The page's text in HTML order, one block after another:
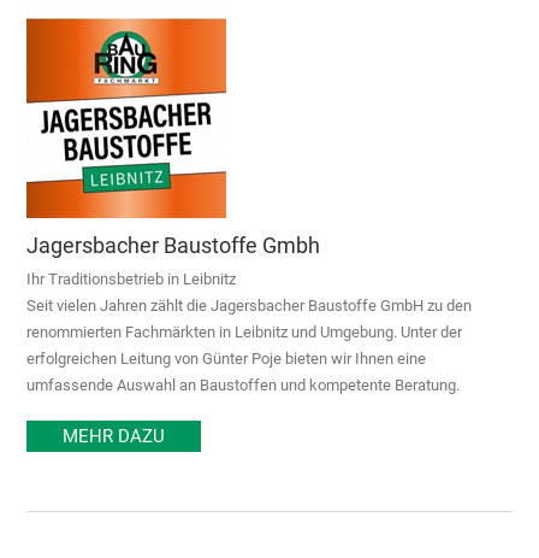
Jagersbacher Baustoffe Gmbh
Ihr Traditionsbetrieb in Leibnitz
Seit vielen Jahren zählt die Jagersbacher Baustoffe GmbH zu den
renommierten Fachmärkten in Leibnitz und Umgebung. Unter der
erfolgreichen Leitung von Günter Poje bieten wir Ihnen eine
umfassende Auswahl an Baustoffen und kompetente Beratung.
MEHR DAZU